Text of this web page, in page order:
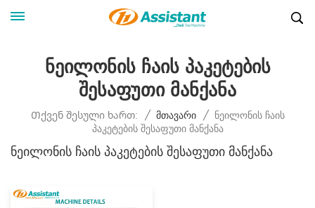
Ნეილონის Ჩაის Პაკეტების
Შესაფუთი Მანქანა
Თქვენ Შესული Ხართ: / Მთავარი / Ნეილონის Ჩაის
Პაკეტების Შესაფუთი Მანქანა
Ნეილონის Ჩაის Პაკეტების Შესაფუთი Მანქანა